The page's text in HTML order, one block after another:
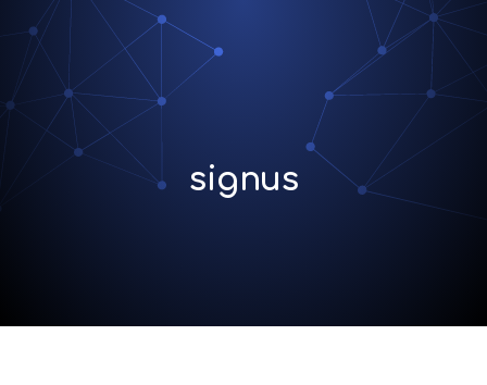
signus